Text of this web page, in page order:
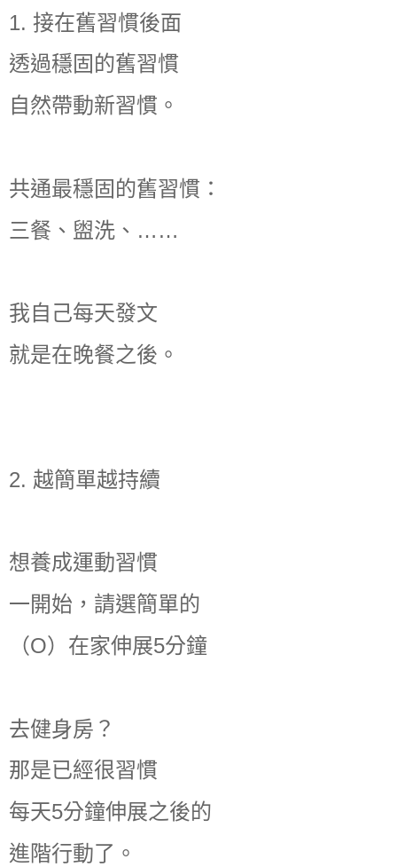
1. 接在舊習慣後面
透過穩固的舊習慣
自然帶動新習慣。
共通最穩固的舊習慣：
三餐、盥洗、……
我自己每天發文
就是在晚餐之後。
2. 越簡單越持續
想養成運動習慣
一開始，請選簡單的
（O）在家伸展5分鐘
去健身房？
那是已經很習慣
每天5分鐘伸展之後的
進階行動了。